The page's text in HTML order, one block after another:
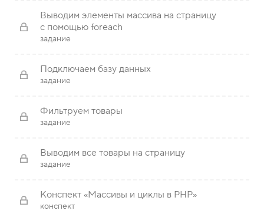
Выводим элементы массива на страницу
с помощью foreach
задание
Подключаем базу данных
задание
Фильтруем товары
задание
Выводим все товары на страницу
задание
Конспект «Массивы и циклы в PHP»
конспект